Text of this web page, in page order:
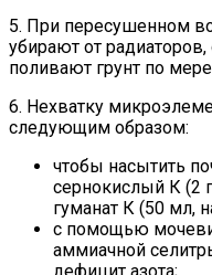
5. При пересушенном
убирают от
поливают грунт по
6. Нехватку
следующим образом:
чтобы насытить
сернокислый К (2
гуманат К (50 мл,
с помощью
аммиачной